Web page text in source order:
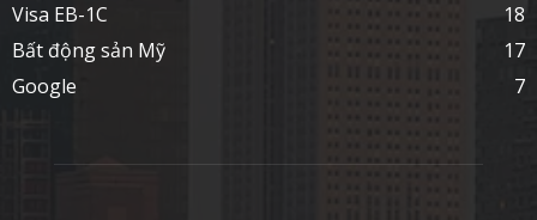
Visa EB-1C
18
Bất động sản Mỹ
17
Google
7